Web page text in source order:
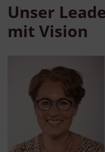
Unser
mit Vision